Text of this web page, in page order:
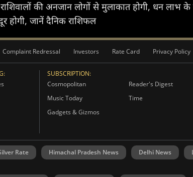
की अनजान लोगों से मुलाकात होगी, धन लाभ के
होगी, जानें दैनिक राशिफल
Complaint Redressal Investors Rate Card Privacy Policy
SUBSCRIPTION:
Cosmopolitan
Reader's Digest
Music Today
Time
Gadgets & Gizmos
Rate Himachal Pradesh News Delhi News